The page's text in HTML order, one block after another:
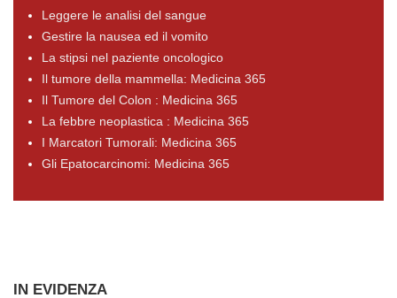
Leggere le analisi del sangue
Gestire la nausea ed il vomito
La stipsi nel paziente oncologico
Il tumore della mammella: Medicina 365
Il Tumore del Colon : Medicina 365
La febbre neoplastica : Medicina 365
I Marcatori Tumorali: Medicina 365
Gli Epatocarcinomi: Medicina 365
IN EVIDENZA